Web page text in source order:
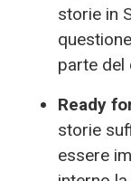
storie in
parte del
Ready
storie
essere